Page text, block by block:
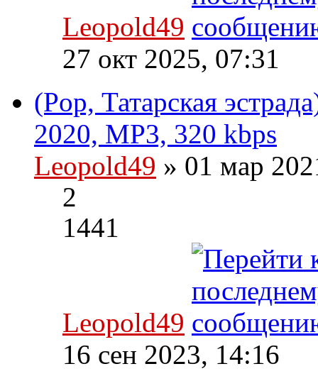
Leopold49
27 окт 2025, 07:31
(Pop, Татарская
2020, MP3, 320 kbps
Leopold49 » 01 мар
2
1441
Leopold49
16 сен 2023, 14:16